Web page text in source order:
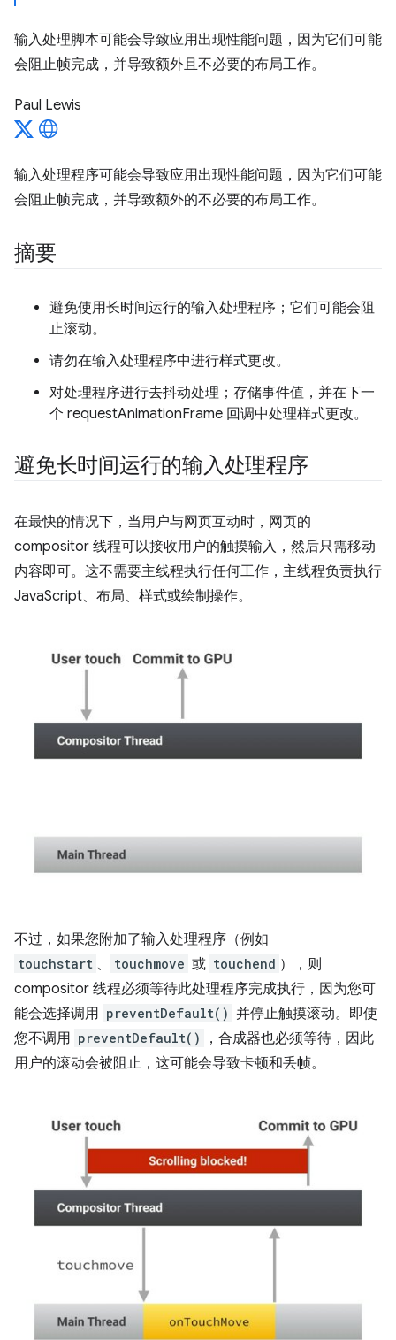
输入处理脚本可能会导致应用出现性能问题，因为它们可能
会阻止帧完成，并导致额外且不必要的布局工作。
Paul Lewis
输入处理程序可能会导致应用出现性能问题，因为它们可能
会阻止帧完成，并导致额外的不必要的布局工作。
摘要
避免使用长时间运行的输入处理程序；它们可能会阻
止滚动。
请勿在输入处理程序中进行样式更改。
对处理程序进行去抖动处理；存储事件值，并在下一
个 requestAnimationFrame 回调中处理样式更改。
避免长时间运行的输入处理程序
在最快的情况下，当用户与网页互动时，网页的
compositor 线程可以接收用户的触摸输入，然后只需移动
内容即可。这不需要主线程执行任何工作，主线程负责执行
JavaScript、布局、样式或绘制操作。
不过，如果您附加了输入处理程序（例如
touchstart 、 touchmove 或 touchend ），则
compositor 线程必须等待此处理程序完成执行，因为您可
能会选择调用 preventDefault() 并停止触摸滚动。即使
您不调用 preventDefault()
，合成器也必须等待，因此
用户的滚动会被阻止，这可能会导致卡顿和丢帧。